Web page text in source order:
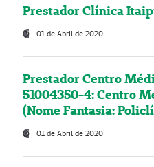
Prestador Clínica
01 de Abril de 2020
Prestador Centro
51004350-4: Centro
(Nome Fantasia:
01 de Abril de 2020